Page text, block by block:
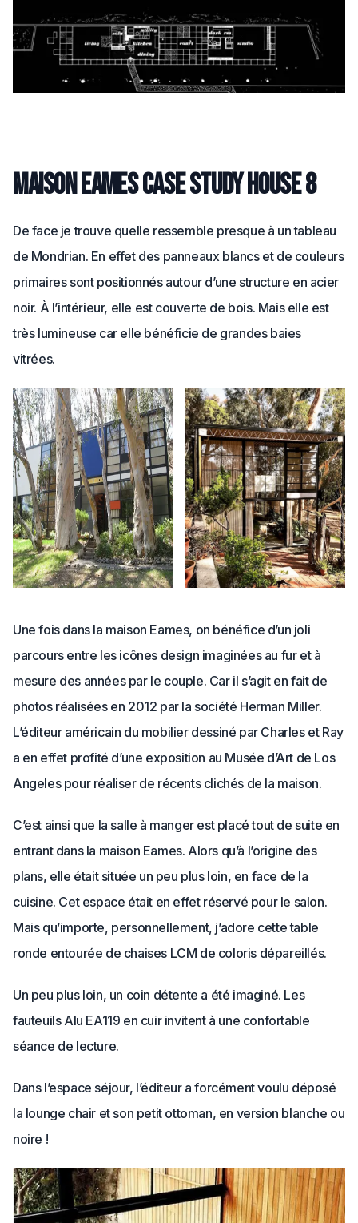
Maison Eames Case study house 8
De face je trouve quelle ressemble presque à un tableau
de Mondrian. En effet des panneaux blancs et de couleurs
primaires sont positionnés autour d’une structure en acier
noir. À l’intérieur, elle est couverte de bois. Mais elle est
très lumineuse car elle bénéficie de grandes baies
vitrées.
Une fois dans la maison Eames, on bénéfice d’un joli
parcours entre les icônes design imaginées au fur et à
mesure des années par le couple. Car il s’agit en fait de
photos réalisées en 2012 par la société Herman Miller.
L’éditeur américain du mobilier dessiné par Charles et Ray
a en effet profité d’une exposition au Musée d’Art de Los
Angeles pour réaliser de récents clichés de la maison.
C’est ainsi que la salle à manger est placé tout de suite en
entrant dans la maison Eames. Alors qu’à l’origine des
plans, elle était située un peu plus loin, en face de la
cuisine. Cet espace était en effet réservé pour le salon.
Mais qu’importe, personnellement, j’adore cette table
ronde entourée de chaises LCM de coloris dépareillés.
Un peu plus loin, un coin détente a été imaginé. Les
fauteuils Alu EA119 en cuir invitent à une confortable
séance de lecture.
Dans l’espace séjour, l’éditeur a forcément voulu déposé
la lounge chair et son petit ottoman, en version blanche ou
noire !